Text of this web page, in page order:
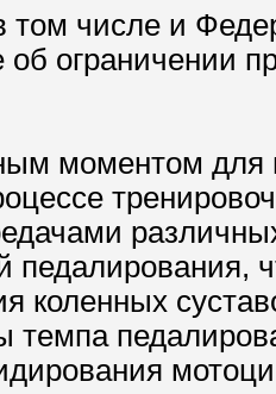
числе и
об ограничении
моментом для
педалирования,
коленных
темпа